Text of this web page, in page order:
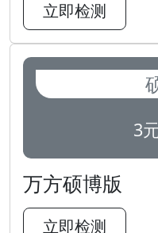
立即检测
3
万方硕博版
立即检测